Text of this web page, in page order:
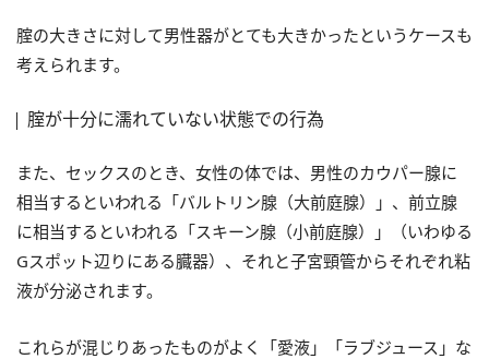
腟の大きさに対して男性器がとても大きかったというケースも
考えられます。
腟が十分に濡れていない状態での行為
また、セックスのとき、女性の体では、男性のカウパー腺に
相当するといわれる「バルトリン腺（大前庭腺）」、前立腺
に相当するといわれる「スキーン腺（小前庭腺）」（いわゆる
Gスポット辺りにある臓器）、それと子宮頸管からそれぞれ粘
液が分泌されます。
これらが混じりあったものがよく「愛液」「ラブジュース」な